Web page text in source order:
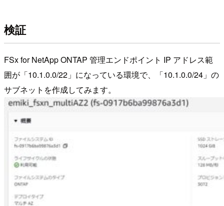
検証
FSx for NetApp ONTAP 管理エンドポイント IP アドレス範
囲が「10.1.0.0/22」になっている環境で、「10.1.0.0/24」の
サブネットを作成してみます。